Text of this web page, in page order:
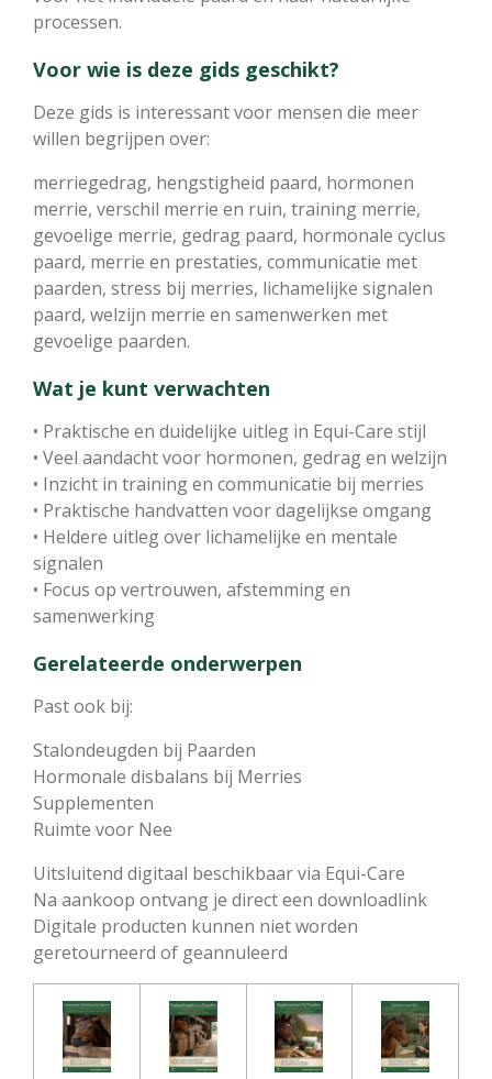
processen.
Voor wie is deze gids geschikt?
Deze gids is interessant voor mensen die meer
willen begrijpen over:
merriegedrag, hengstigheid paard, hormonen
merrie, verschil merrie en ruin, training merrie,
gevoelige merrie, gedrag paard, hormonale cyclus
paard, merrie en prestaties, communicatie met
paarden, stress bij merries, lichamelijke signalen
paard, welzijn merrie en samenwerken met
gevoelige paarden.
Wat je kunt verwachten
• Praktische en duidelijke uitleg in Equi-Care stijl
• Veel aandacht voor hormonen, gedrag en welzijn
• Inzicht in training en communicatie bij merries
• Praktische handvatten voor dagelijkse omgang
• Heldere uitleg over lichamelijke en mentale
signalen
• Focus op vertrouwen, afstemming en
samenwerking
Gerelateerde onderwerpen
Past ook bij:
Stalondeugden bij Paarden
Hormonale disbalans bij Merries
Supplementen
Ruimte voor Nee
Uitsluitend digitaal beschikbaar via Equi-Care
Na aankoop ontvang je direct een downloadlink
Digitale producten kunnen niet worden
geretourneerd of geannuleerd